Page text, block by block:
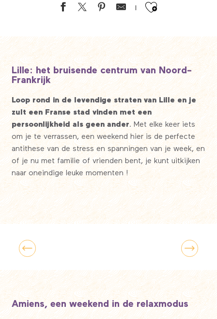
Ajouter
Lille: het bruisende centrum van Noord-
Frankrijk
Loop rond in de levendige straten van Lille en je
zult een Franse stad vinden met een
persoonlijkheid als geen ander. Met elke keer iets
om je te verrassen, een weekend hier is de perfecte
antithese van de stress en spanningen van je week, en
of je nu met familie of vrienden bent, je kunt uitkijken
naar oneindige leuke momenten !
Amiens, een weekend in de relaxmodus